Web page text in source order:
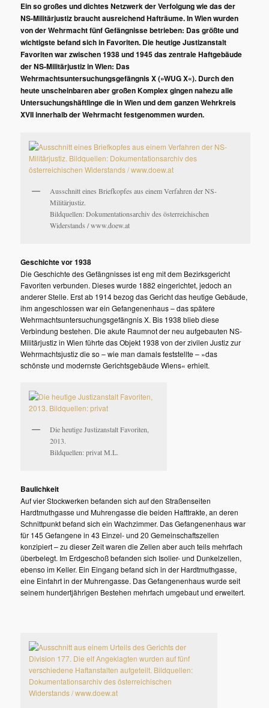
Ein so großes und dichtes Netzwerk der Verfolgung wie das der
NS-Militärjustiz braucht ausreichend Hafträume. In Wien wurden
von der Wehrmacht fünf Gefängnisse betrieben: Das größte und
wichtigste befand sich in Favoriten. Die heutige Justizanstalt
Favoriten war zwischen 1938 und 1945 das zentrale Haftgebäude
der NS-Militärjustiz in Wien: Das
Wehrmachtsuntersuchungsgefängnis X (»WUG X«). Durch den
heute unscheinbaren aber großen Komplex gingen nahezu alle
Untersuchungshäftlinge die in Wien und dem ganzen Wehrkreis
XVII innerhalb der Wehrmacht festgenommen wurden.
Ausschnitt eines Briefkopfes aus einem Verfahren der NS-
Militärjustiz.
Bildquellen: Dokumentationsarchiv des österreichischen
Widerstands / www.doew.at
Geschichte vor 1938
Die Geschichte des Gefängnisses ist eng mit dem Bezirksgericht
Favoriten verbunden. Dieses wurde 1882 eingerichtet, jedoch an
anderer Stelle. Erst ab 1914 bezog das Gericht das heutige Gebäude,
ihm angeschlossen war ein Gefangenenhaus – das spätere
Wehrmachtsuntersuchungsgefängnis X. Bis 1938 blieb diese
Verbindung bestehen. Die akute Raumnot der neu aufgebauten NS-
Militärjustiz in Wien führte das Objekt 1938 von der zivilen Justiz zur
Wehrmachtsjustiz die so – wie man damals feststellte – »das
schönste und modernste Gerichtsgebäude Wiens« erhielt.
Die heutige Justizanstalt Favoriten,
2013.
Bildquellen: privat M.L.
Baulichkeit
Auf vier Stockwerken befanden sich auf den Straßenseiten
Hardtmuthgasse und Muhrengasse die beiden Hafttrakte, an deren
Schnittpunkt befand sich ein Wachzimmer. Das Gefangenenhaus war
für 145 Gefangene in 43 Einzel- und 20 Gemeinschaftszellen
konzipiert – zu dieser Zeit waren die Zellen aber auch teils mehrfach
überbelegt. Im Erdgeschoß befanden sich Isolier- und Dunkelzellen,
ebenso im Keller. Ein Eingang befand sich in der Hardtmuthgasse,
eine Einfahrt in der Muhrengasse. Das Gefangenenhaus wurde seit
seinem hundertjährigen Bestehen mehrfach umgebaut und erweitert.